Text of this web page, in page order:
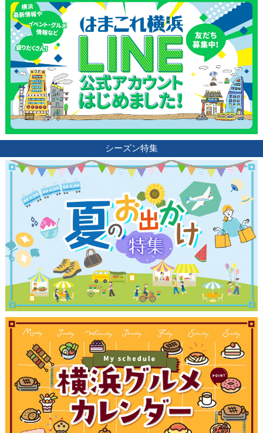
シーズン特集
観光ガイド
ランキング
ブログ記事
サイトについて